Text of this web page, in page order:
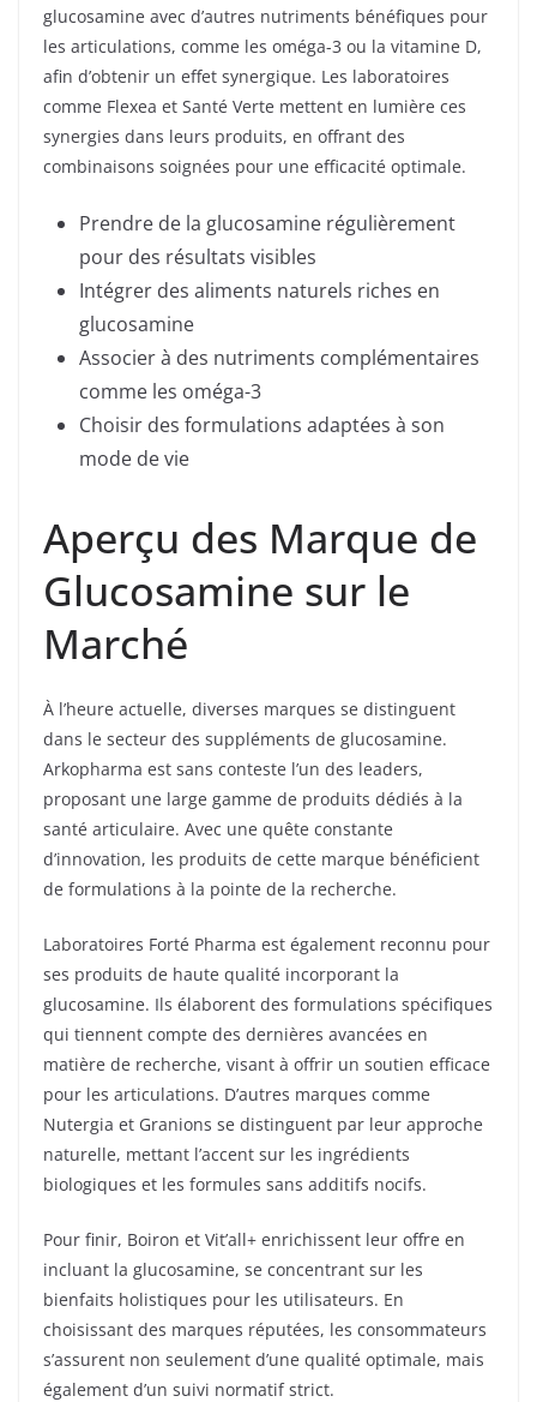
glucosamine avec d’autres nutriments bénéfiques pour
les articulations, comme les oméga-3 ou la vitamine D,
afin d’obtenir un effet synergique. Les laboratoires
comme Flexea et Santé Verte mettent en lumière ces
synergies dans leurs produits, en offrant des
combinaisons soignées pour une efficacité optimale.
Prendre de la glucosamine régulièrement
pour des résultats visibles
Intégrer des aliments naturels riches en
glucosamine
Associer à des nutriments complémentaires
comme les oméga-3
Choisir des formulations adaptées à son
mode de vie
Aperçu des Marque de
Glucosamine sur le
Marché
À l’heure actuelle, diverses marques se distinguent
dans le secteur des suppléments de glucosamine.
Arkopharma est sans conteste l’un des leaders,
proposant une large gamme de produits dédiés à la
santé articulaire. Avec une quête constante
d’innovation, les produits de cette marque bénéficient
de formulations à la pointe de la recherche.
Laboratoires Forté Pharma est également reconnu pour
ses produits de haute qualité incorporant la
glucosamine. Ils élaborent des formulations spécifiques
qui tiennent compte des dernières avancées en
matière de recherche, visant à offrir un soutien efficace
pour les articulations. D’autres marques comme
Nutergia et Granions se distinguent par leur approche
naturelle, mettant l’accent sur les ingrédients
biologiques et les formules sans additifs nocifs.
Pour finir, Boiron et Vit’all+ enrichissent leur offre en
incluant la glucosamine, se concentrant sur les
bienfaits holistiques pour les utilisateurs. En
choisissant des marques réputées, les consommateurs
s’assurent non seulement d’une qualité optimale, mais
également d’un suivi normatif strict.